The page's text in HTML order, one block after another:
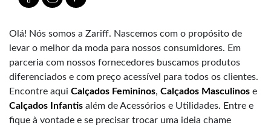
Olá! Nós somos a Zariff. Nascemos com o propósito de
levar o melhor da moda para nossos consumidores. Em
parceria com nossos fornecedores buscamos produtos
diferenciados e com preço acessível para todos os clientes.
Encontre aqui Calçados Femininos, Calçados Masculinos e
Calçados Infantis além de Acessórios e Utilidades. Entre e
fique à vontade e se precisar trocar uma ideia chame